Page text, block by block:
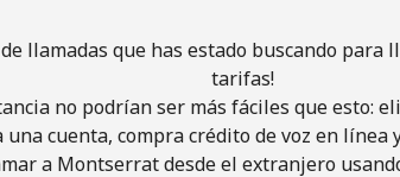
Únete
llamadas que has estado buscando
tarifas!
no podrían ser más fáciles que esto:
una cuenta, compra crédito de voz en línea
a Montserrat desde el extranjero